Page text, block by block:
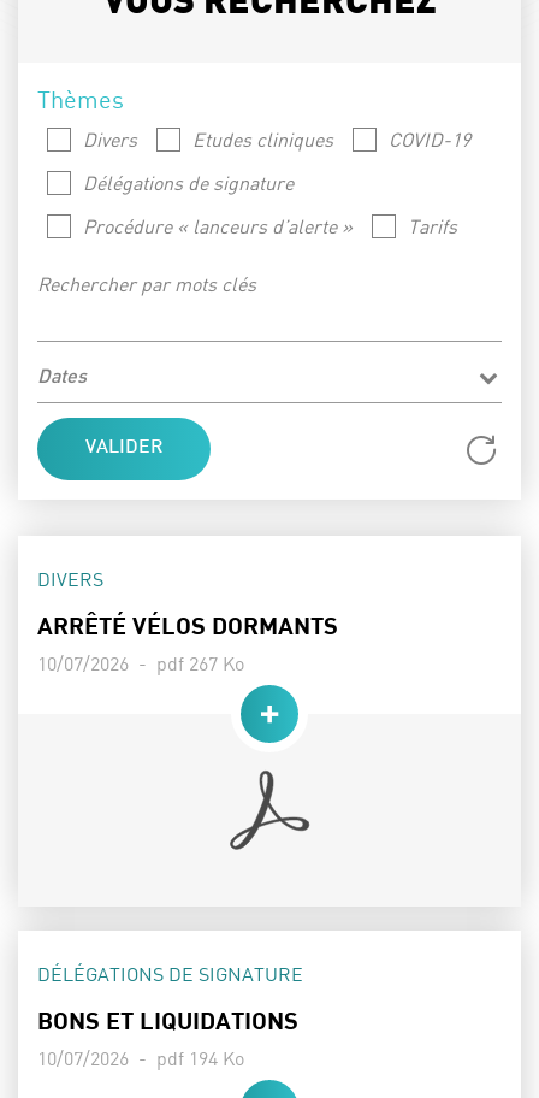
Thèmes
Divers Etudes cliniques
COVID-19
Délégations de signature
Procédure « lanceurs d’alerte »
Tarifs
Rechercher par mots clés
Dates
THÈME :
DIVERS
ARRÊTÉ VÉLOS DORMANTS
Date de publication :
10/07/2026 - Poids :
pdf 267 Ko
THÈME :
DÉLÉGATIONS DE SIGNATURE
BONS ET LIQUIDATIONS
Date de publication :
10/07/2026 - Poids :
pdf 194 Ko